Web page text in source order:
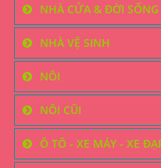
NHÀ CỬA & ĐỜI SỐNG
NHÀ VỆ SINH
NÔI
NÔI CŨI
Ô TÔ - XE MÁY - XE